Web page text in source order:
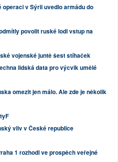
operaci v Sýrii uvedlo armádu do
povolit ruské lodi vstup na
vojenské juntě šest stíhaček
lidská data pro výcvik umělé
omezit jen málo. Ale zde je několik
vliv v České republice
1 rozhodl ve prospěch veřejné